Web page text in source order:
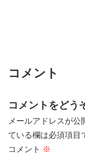
コメント
コメントをどう
メールアドレスが公
ている欄は必須項目
コメント ※